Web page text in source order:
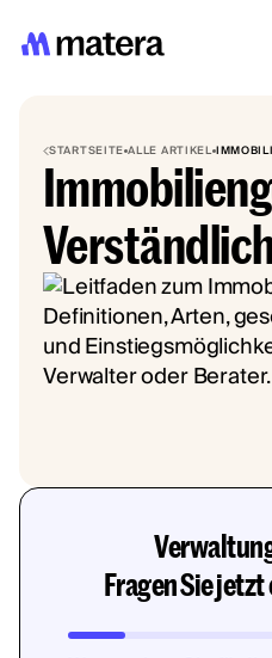
STARTSEITEALLE ARTIKEL
Fragen Sie